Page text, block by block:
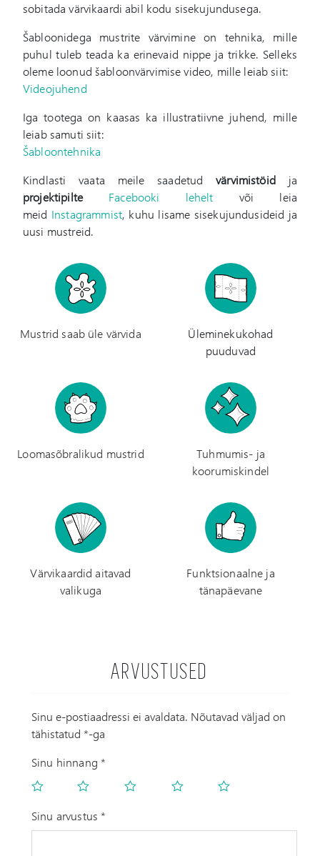
sobitada värvikaardi abil kodu sisekujundusega.
Šabloonidega mustrite värvimine on tehnika, mille
puhul tuleb teada ka erinevaid nippe ja trikke. Selleks
oleme loonud šabloonvärvimise video, mille leiab siit:
Videojuhend
Iga tootega on kaasas ka illustratiivne juhend, mille
leiab samuti siit:
Šabloontehnika
Kindlasti vaata meile saadetudvärvimistöidja
projektipilte
Facebooki lehelt või leia
meid Instagrammist, kuhu lisame sisekujundusideid ja
uusi mustreid.
Mustrid saab üle värvida
Üleminekukohad
puuduvad
Loomasõbralikud mustrid
Tuhmumis- ja
koorumiskindel
Värvikaardid aitavad
valikuga
Funktsionaalne ja
tänapäevane
ARVUSTUSED
Sinu e-postiaadressi ei avaldata. Nõutavad väljad on
tähistatud *-ga
Sinu hinnang*
Sinu arvustus*